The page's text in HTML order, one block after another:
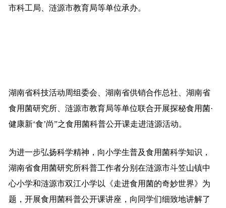
市科工局、涟源市教育局等单位承办。
湖南省科技活动周组委会、湖南省供销合作总社、湖南省
食用菌研究所、涟源市教育局等单位联合开展探秘食用菌·
健康新‘食’尚”之食用菌科普公开课走进涟源活动。
为进一步弘扬科学精神，向小学生普及食用菌科学知识，
湖南省食用菌研究所科普工作者分别在涟源市斗笠山镇中
心小学和涟源市双江小学以《走进食用菌的奇妙世界》为
题，开展食用菌科普公开课讲座，向同学们细致地讲解了